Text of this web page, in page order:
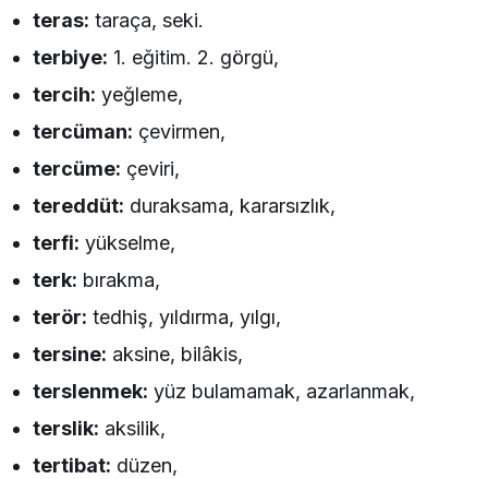
teras: taraça, seki.
terbiye: 1. eğitim. 2. görgü,
tercih: yeğleme,
tercüman: çevirmen,
tercüme: çeviri,
tereddüt: duraksama, kararsızlık,
terfi: yükselme,
terk: bırakma,
terör: tedhiş, yıldırma, yılgı,
tersine: aksine, bilâkis,
terslenmek: yüz bulamamak, azarlanmak,
terslik: aksilik,
tertibat: düzen,